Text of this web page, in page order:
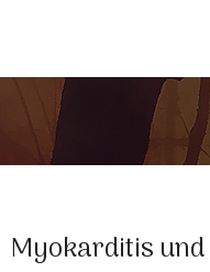
Myokarditis und